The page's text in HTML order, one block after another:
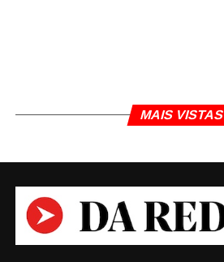
Daniel Polcaro
MAIS VISTAS